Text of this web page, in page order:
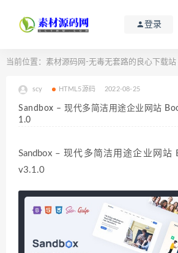
登录
当前位置： 素材源码网-无毒无套路的良心下载站
scy HTML5源码 2022-08-25
Sandbox – 现代多简洁用途企业网站
1.0
Sandbox – 现代多简洁用途企业网站
v3.1.0